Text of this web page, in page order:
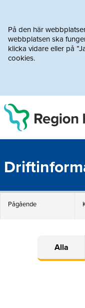
På den här
webbplatsen ska
klicka vidare eller på
cookies.
Pågående
Alla